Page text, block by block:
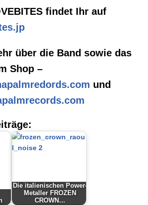
findet Ihr auf
über die Band sowie das
Shop –
und
Die italienischen Power-
Metaller FROZEN
CROWN…